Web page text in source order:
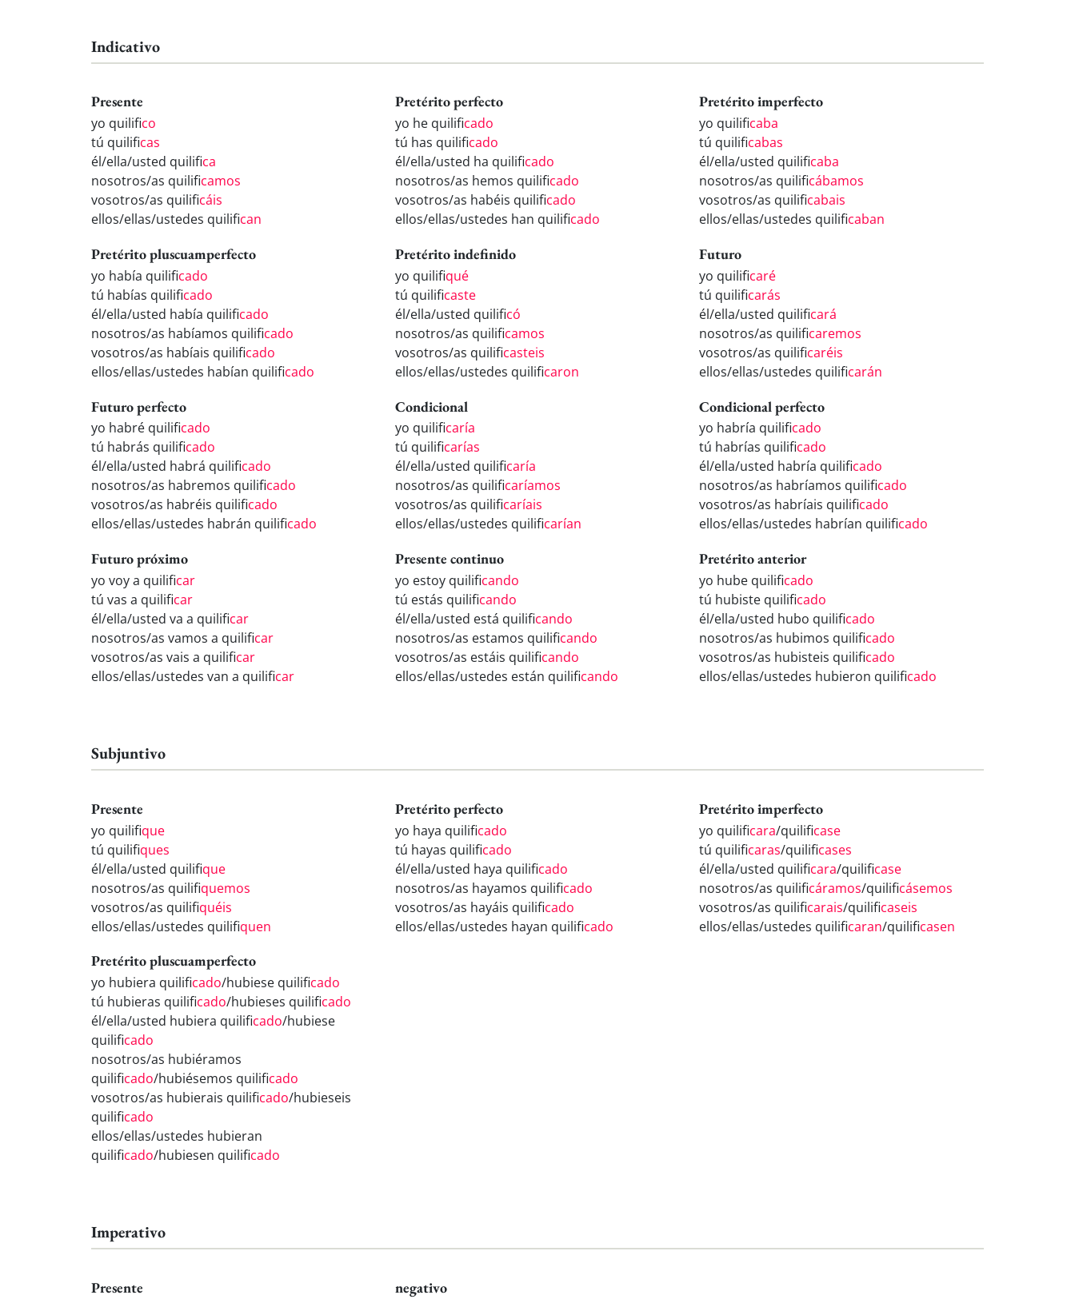
Indicativo
Presente
yo quilifico
tú quilificas
él/ella/usted quilifica
nosotros/as quilificamos
vosotros/as quilificáis
ellos/ellas/ustedes quilifican
Pretérito perfecto
yo he quilificado
tú has quilificado
él/ella/usted ha quilificado
nosotros/as hemos quilificado
vosotros/as habéis quilificado
ellos/ellas/ustedes han quilificado
Pretérito imperfecto
yo quilificaba
tú quilificabas
él/ella/usted quilificaba
nosotros/as quilificábamos
vosotros/as quilificabais
ellos/ellas/ustedes quilificaban
Pretérito pluscuamperfecto
yo había quilificado
tú habías quilificado
él/ella/usted había quilificado
nosotros/as habíamos quilificado
vosotros/as habíais quilificado
ellos/ellas/ustedes habían quilificado
Pretérito indefinido
yo quilifiqué
tú quilificaste
él/ella/usted quilificó
nosotros/as quilificamos
vosotros/as quilificasteis
ellos/ellas/ustedes quilificaron
Futuro
yo quilificaré
tú quilificarás
él/ella/usted quilificará
nosotros/as quilificaremos
vosotros/as quilificaréis
ellos/ellas/ustedes quilificarán
Futuro perfecto
yo habré quilificado
tú habrás quilificado
él/ella/usted habrá quilificado
nosotros/as habremos quilificado
vosotros/as habréis quilificado
ellos/ellas/ustedes habrán quilificado
Condicional
yo quilificaría
tú quilificarías
él/ella/usted quilificaría
nosotros/as quilificaríamos
vosotros/as quilificaríais
ellos/ellas/ustedes quilificarían
Condicional perfecto
yo habría quilificado
tú habrías quilificado
él/ella/usted habría quilificado
nosotros/as habríamos quilificado
vosotros/as habríais quilificado
ellos/ellas/ustedes habrían quilificado
Futuro próximo
yo voy a quilificar
tú vas a quilificar
él/ella/usted va a quilificar
nosotros/as vamos a quilificar
vosotros/as vais a quilificar
ellos/ellas/ustedes van a quilificar
Presente continuo
yo estoy quilificando
tú estás quilificando
él/ella/usted está quilificando
nosotros/as estamos quilificando
vosotros/as estáis quilificando
ellos/ellas/ustedes están quilificando
Pretérito anterior
yo hube quilificado
tú hubiste quilificado
él/ella/usted hubo quilificado
nosotros/as hubimos quilificado
vosotros/as hubisteis quilificado
ellos/ellas/ustedes hubieron quilificado
Subjuntivo
Presente
yo quilifique
tú quilifiques
él/ella/usted quilifique
nosotros/as quilifiquemos
vosotros/as quilifiquéis
ellos/ellas/ustedes quilifiquen
Pretérito perfecto
yo haya quilificado
tú hayas quilificado
él/ella/usted haya quilificado
nosotros/as hayamos quilificado
vosotros/as hayáis quilificado
ellos/ellas/ustedes hayan quilificado
Pretérito imperfecto
yo quilificara/quilificase
tú quilificaras/quilificases
él/ella/usted quilificara/quilificase
nosotros/as quilificáramos/quilificásemos
vosotros/as quilificarais/quilificaseis
ellos/ellas/ustedes quilificaran/quilificasen
Pretérito pluscuamperfecto
yo hubiera quilificado/hubiese quilificado
tú hubieras quilificado/hubieses quilificado
él/ella/usted hubiera quilificado/hubiese
quilificado
nosotros/as hubiéramos
quilificado/hubiésemos quilificado
vosotros/as hubierais quilificado/hubieseis
quilificado
ellos/ellas/ustedes hubieran
quilificado/hubiesen quilificado
Imperativo
Presente negativo